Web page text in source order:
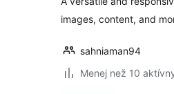
images, content, and
sahniaman94
Menej než 10